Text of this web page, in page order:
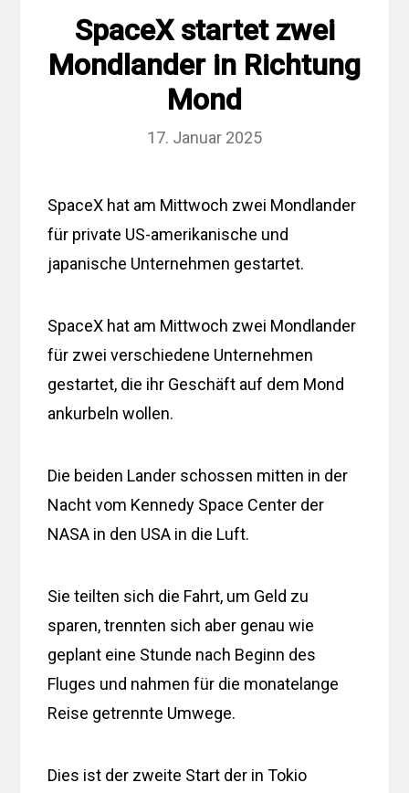
SpaceX startet zwei
Mondlander in Richtung
Mond
17. Januar 2025
SpaceX hat am Mittwoch zwei Mondlander
für private US-amerikanische und
japanische Unternehmen gestartet.
SpaceX hat am Mittwoch zwei Mondlander
für zwei verschiedene Unternehmen
gestartet, die ihr Geschäft auf dem Mond
ankurbeln wollen.
Die beiden Lander schossen mitten in der
Nacht vom Kennedy Space Center der
NASA in den USA in die Luft.
Sie teilten sich die Fahrt, um Geld zu
sparen, trennten sich aber genau wie
geplant eine Stunde nach Beginn des
Fluges und nahmen für die monatelange
Reise getrennte Umwege.
Dies ist der zweite Start der in Tokio